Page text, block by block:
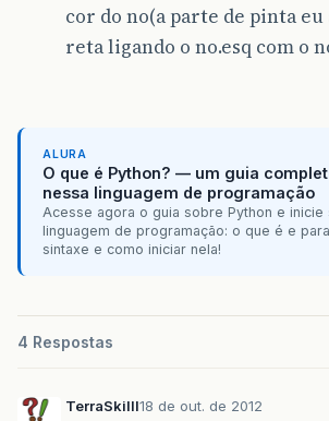
cor do no(a parte de pinta eu
reta ligando o no.esq com o
ALURA
O que é Python? — um guia
nessa linguagem de programação
Acesse agora o guia sobre Python e inicie
linguagem de programação: o que é e
sintaxe e como iniciar nela!
4 Respostas
TerraSkilll18 de out. de 2012